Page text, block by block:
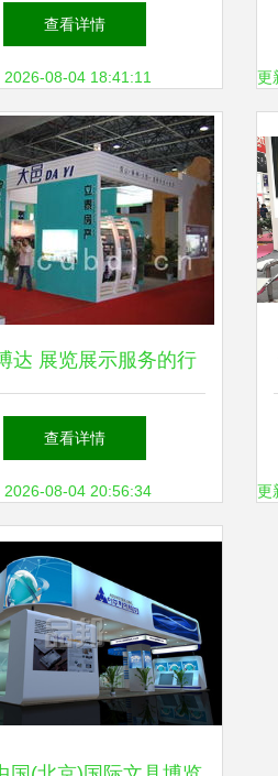
的有吗?
查看详情
2026-08-04 18:41:11 更
达 展览展示服务的行
业标杆与现代诠释
查看详情
2026-08-04 20:56:34 更